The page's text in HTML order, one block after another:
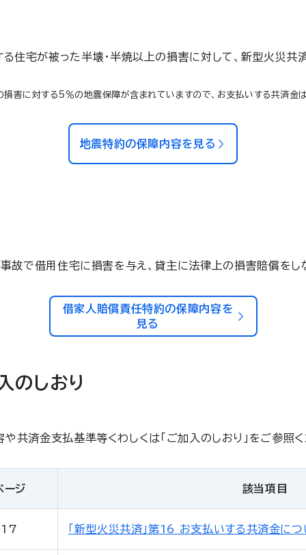
住宅が被った半壊・半焼以上の損害に対して、新型火災
害に対する5％の地震保障が含まれていますので、お支払いする共済金
地震特約の保障内容を見る
事故で借用住宅に損害を与え、貸主に法律上の損害賠償を
借家人賠償責任特約の保障内容を
見る
のしおり
や共済金支払基準等くわしくは「ご加入のしおり」をご参照く
ージ 該当項目
「新型火災共済」第16 お支払いする共済金に